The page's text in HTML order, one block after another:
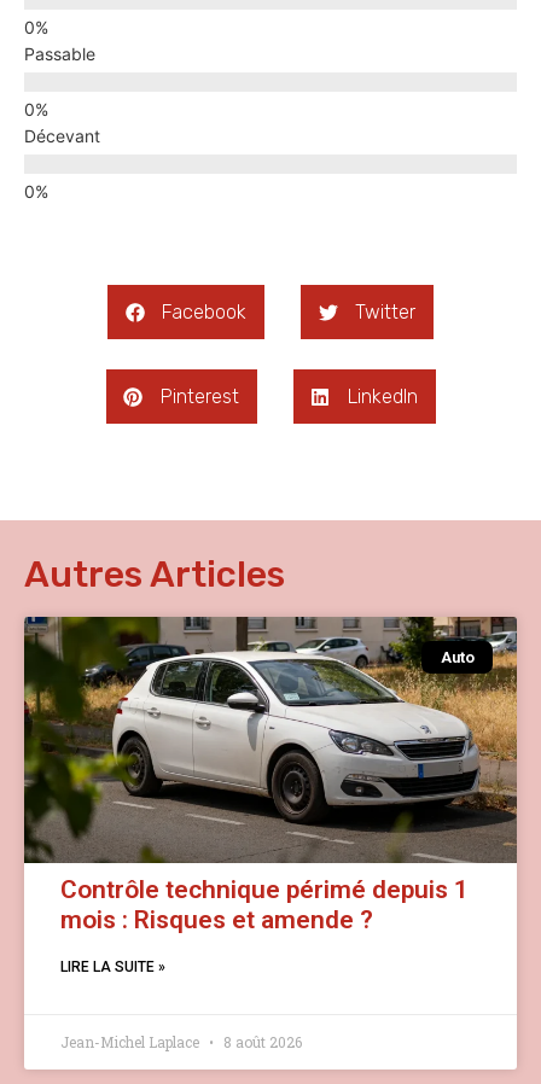
Passable
Décevant
Facebook Twitter
Pinterest LinkedIn
Autres Articles
Auto
Contrôle technique périmé depuis 1
mois : Risques et amende ?
LIRE LA SUITE »
Jean-Michel Laplace 8 août 2026